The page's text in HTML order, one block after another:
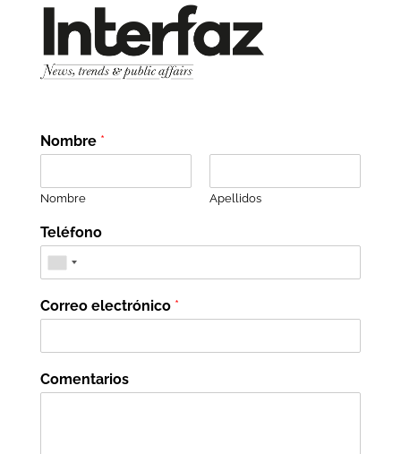
Nombre *
Nombre Apellidos
Teléfono
Correo electrónico *
Comentarios